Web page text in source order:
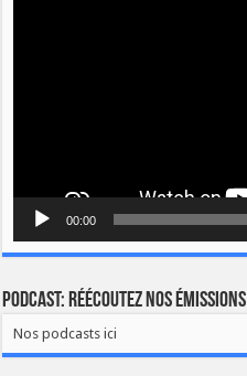
00:00
Podcast: Réécoutez nos émissions
Nos podcasts ici